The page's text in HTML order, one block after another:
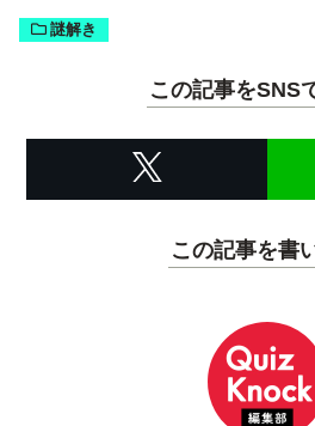
謎解き
この記事をSNS
この記事を書